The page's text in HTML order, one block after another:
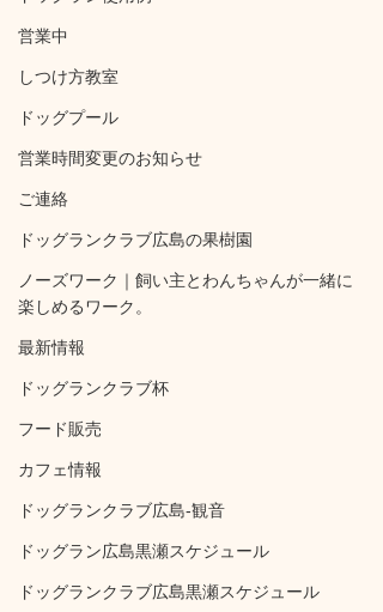
営業中
しつけ方教室
ドッグプール
営業時間変更のお知らせ
ご連絡
ドッグランクラブ広島の果樹園
ノーズワーク｜飼い主とわんちゃんが一緒に
楽しめるワーク。
最新情報
ドッグランクラブ杯
フード販売
カフェ情報
ドッグランクラブ広島‐観音
ドッグラン広島黒瀬スケジュール
ドッグランクラブ広島黒瀬スケジュール